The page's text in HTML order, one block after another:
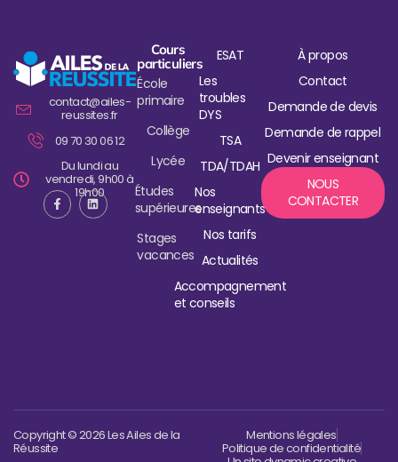
contact@ailes-
reussites.fr
09 70 30 06 12
Du lundi au
vendredi, 9h00 à
19h00
Cours
particuliers
École
primaire
Collège
Lycée
Études
supérieures
Stages
vacances
ESAT
Les
troubles
DYS
TSA
TDA/TDAH
Nos
enseignants
Nos tarifs
Actualités
Accompagnement
et conseils
À propos
Contact
Demande de devis
Demande de rappel
Devenir enseignant
NOUS
CONTACTER
Copyright © 2026 Les Ailes de la
Réussite
Mentions légales
Politique de confidentialité